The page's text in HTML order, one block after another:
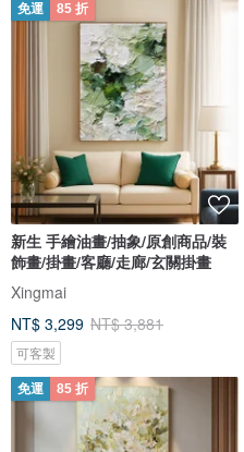
免運 85 折
新生 手繪油畫/抽象/原創商品/裝
飾畫/掛畫/客廳/走廊/玄關掛畫
Xingmai
NT$ 3,299 NT$ 3,881
可客製
免運 85 折